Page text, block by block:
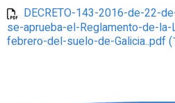
DECRETO-143-2016-de-22-
se-aprueba-el-Reglamento-de-
febrero-del-suelo-de-Galicia..pdf